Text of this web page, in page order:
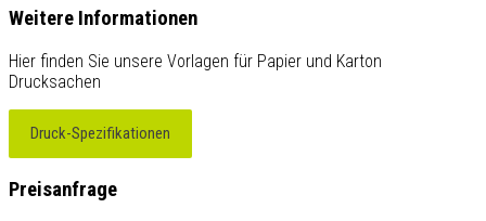
Weitere Informationen
Hier finden Sie unsere Vorlagen für Papier und Karton
Drucksachen
Druck-Spezifikationen
Preisanfrage